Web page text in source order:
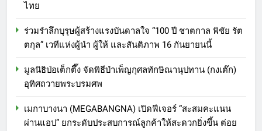
ไทย
ร่วมรำลึกบุรุษผู้สร้างแรงบันดาลใจ “100 ปี ชาตกาล พิชัย รัต
ตกุล” เวทีแห่งผู้นำ ผู้ให้ และสันติภาพ 16 กันยายนนี้
มูลนิธิป่อเต็กตึ๊ง จัดพิธีบำเพ็ญกุศลทักษิณานุปทาน (กงเต๊ก)
อุทิศถวายพระบรมศพ
เมกาบางนา (MEGABANGNA) เปิดฟีเจอร์ “สะสมคะแนน
ผ่านแอป” ยกระดับประสบการณ์ลูกค้าให้สะดวกยิ่งขึ้น ต่อย